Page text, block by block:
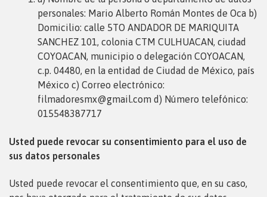
personales: Mario Alberto Román Montes de Oca b)
Domicilio: calle 5TO ANDADOR DE MARIQUITA
SANCHEZ 101, colonia CTM CULHUACAN, ciudad
COYOACAN, municipio o delegación COYOACAN,
c.p. 04480, en la entidad de Ciudad de México, país
México c) Correo electrónico:
filmadoresmx@gmail.com d) Número telefónico:
015548387717
Usted puede revocar su consentimiento para el uso de
sus datos personales
Usted puede revocar el consentimiento que, en su caso,